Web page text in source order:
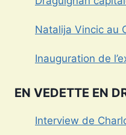
Natalija Vincic au
Inauguration de
EN VEDETTE EN
Interview de